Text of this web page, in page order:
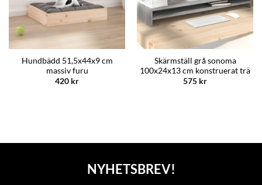
Hundbädd 51,5x44x9 cm
massiv furu
420 kr
Skärmställ grå sonoma
100x24x13 cm konstruerat trä
575 kr
NYHETSBREV!